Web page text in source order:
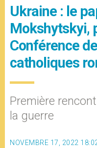
Ukraine : le
Mokshytskyi,
Conférence
catholiques
Première
la guerre
NOVEMBRE 17, 2022